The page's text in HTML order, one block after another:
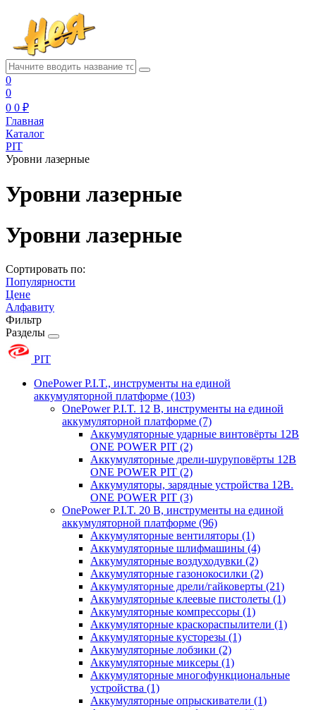
0
0
0 0 ₽
Главная
Каталог
PIT
Уровни лазерные
Уровни лазерные
Уровни лазерные
Сортировать по:
Популярности
Цене
Алфавиту
Фильтр
Разделы
PIT
OnePower P.I.T., инструменты на единой
аккумуляторной платформе (103)
OnePower P.I.T. 12 В, инструменты на единой
аккумуляторной платформе (7)
Аккумуляторные ударные винтовёрты 12В
ONE POWER PIT (2)
Аккумуляторные дрели-шуруповёрты 12В
ONE POWER PIT (2)
Аккумуляторы, зарядные устройства 12В.
ONE POWER PIT (3)
OnePower P.I.T. 20 В, инструменты на единой
аккумуляторной платформе (96)
Аккумуляторные вентиляторы (1)
Аккумуляторные шлифмашины (4)
Аккумуляторные воздуходувки (2)
Аккумуляторные газонокосилки (2)
Аккумуляторные дрели/гайковерты (21)
Аккумуляторные клеевые пистолеты (1)
Аккумуляторные компрессоры (1)
Аккумуляторные краскораспылители (1)
Аккумуляторные кусторезы (1)
Аккумуляторные лобзики (2)
Аккумуляторные миксеры (1)
Аккумуляторные многофункциональные
устройства (1)
Аккумуляторные опрыскиватели (1)